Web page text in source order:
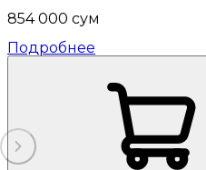
854 000 сум
Подробнее